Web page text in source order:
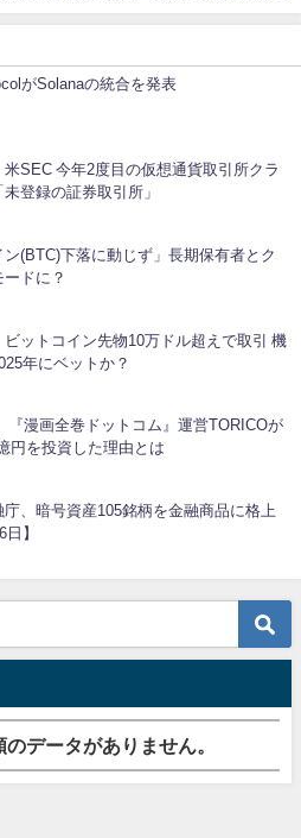
がSolanaの統合を発表
米SEC 今年2度目の仮想通貨取引所クラ
登録の証券取引所」
ン(BTC)下落に動じず」長期保有者とク
ドに？
ビットコイン先物10万ドル超えで取引 機
年にベットか？
『漫画全巻ドットコム』運営TORICOが
円を投資した理由とは
庁、暗号資産105銘柄を金融商品に格上
】
データがありません。